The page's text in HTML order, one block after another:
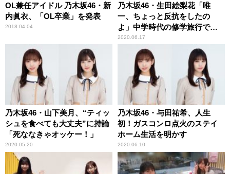
OL兼任アイドル 乃木坂46・新
内眞衣、「OL卒業」を発表
2018.04.04
乃木坂46・生田絵梨花「唯
一、ちょっと反抗をしたの
よ」中学時代の修学旅行で
の“サボり”を告白
2020.06.17
乃木坂46・山下美月、“ティッ
シュを食べても大丈夫”に持論
「死ななきゃオッケー！」
2020.05.20
乃木坂46・与田祐希、人生
初！ガスコンロ点火のステイ
ホーム生活を明かす
2020.06.10